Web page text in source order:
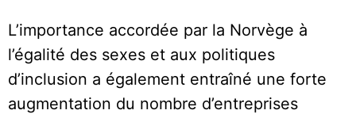
L’importance accordée par la Norvège à
l’égalité des sexes et aux politiques
d’inclusion a également entraîné une forte
augmentation du nombre d’entreprises